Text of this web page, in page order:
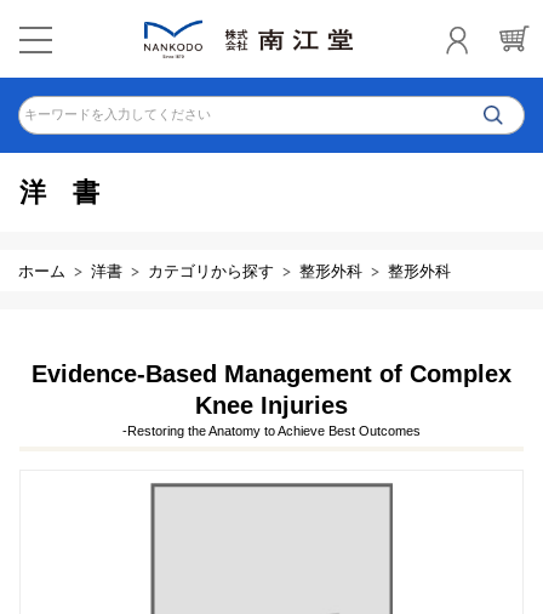
キーワードを入力してください
洋書
ホーム 洋書 カテゴリから探す 整形外科 整形外科
Evidence-Based Management of Complex
Knee Injuries
-Restoring the Anatomy to Achieve Best Outcomes